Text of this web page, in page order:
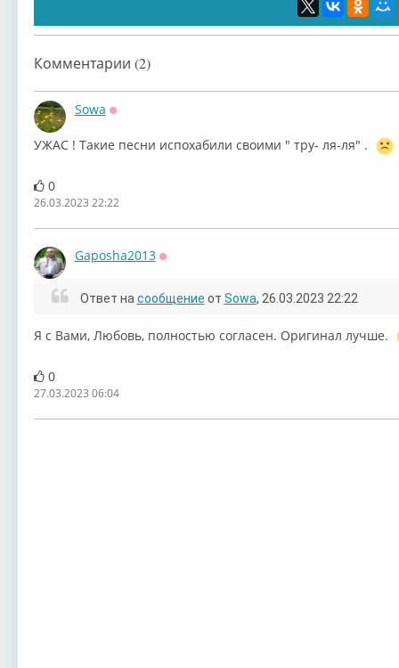
Комментарии (2)
Sowa
УЖАС ! Такие песни испохабили своими " тру- ля-ля" .
0
26.03.2023 22:22
Gaposha2013
Ответ насообщение от Sowa, 26.03.2023 22:22
Я с Вами, Любовь, полностью согласен. Оригинал лучше.
0
27.03.2023 06:04